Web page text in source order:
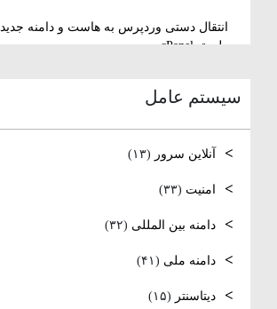
انتقال دستی وردپرس به هاست و دامنه جدید از
طریق cPanel
سیستم عامل
آنلاین سرور (۱۳)
امنیت(۳۳)
دامنه بین المللی(۳۲)
دامنه ملی(۴۱)
دیتاسنتر(۱۵)